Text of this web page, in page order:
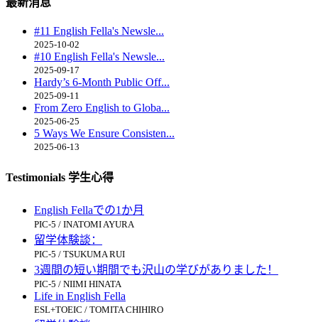
#11 English Fella's Newsle...
2025-10-02
#10 English Fella's Newsle...
2025-09-17
Hardy’s 6-Month Public Off...
2025-09-11
From Zero English to Globa...
2025-06-25
5 Ways We Ensure Consisten...
2025-06-13
Testimonials 学生心得
English Fellaでの1か月
PIC-5 / INATOMI AYURA
留学体験談：
PIC-5 / TSUKUMA RUI
3週間の短い期間でも沢山の学びがありました！
PIC-5 / NIIMI HINATA
Life in English Fella
ESL+TOEIC / TOMITA CHIHIRO